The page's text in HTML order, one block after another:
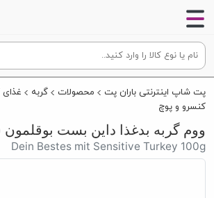
پت شاپ اینترنتی باران پت محصولات گربه
کنسرو و پوچ
ووم گربه بدغذا داین بست بوقلمون (100
Dein Bestes mit Sensitive Turkey 100g